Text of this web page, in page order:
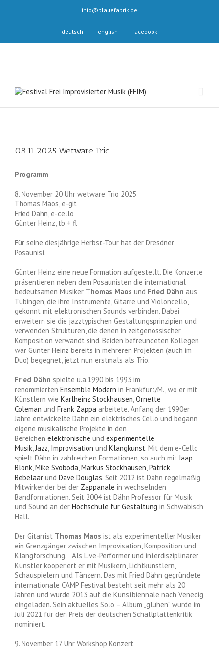
info@blauefabrik.de
deutsch english facebook
08.11.2025 Wetware Trio
Programm
8. November 20 Uhr wetware Trio 2025
Thomas Maos, e-git
Fried Dähn, e-cello
Günter Heinz, tb + fl
Für seine diesjährige Herbst-Tour hat der Dresdner
Posaunist
Günter Heinz eine neue Formation aufgestellt. Die Konzerte
präsentieren neben dem Posaunisten die international
bedeutsamen Musiker Thomas Maos und Fried Dähn aus
Tübingen, die ihre Instrumente, Gitarre und Violoncello,
gekonnt mit elektronischen Sounds verbinden. Dabei
erweitern sie die jazztypischen Gestaltungsprinzipien und
verwenden Strukturen, die denen in zeitgenössischer
Komposition verwandt sind. Beiden befreundeten Kollegen
war Günter Heinz bereits in mehreren Projekten (auch im
Duo) begegnet, jetzt nun erstmals als Trio.
Fried Dähn spielte u.a.1990 bis 1993 im
renommierten Ensemble Modern in Frankfurt/M., wo er mit
Künstlern wie Karlheinz Stockhausen,Ornette
Coleman und Frank Zappa arbeitete. Anfang der 1990er
Jahre entwickelte Dähn ein elektrisches Cello und begann
eigene musikalische Projekte in den
Bereichen elektronische und experimentelle
Musik,Jazz, Improvisation und Klangkunst. Mit dem e-Cello
spielt Dähn in zahlreichen Formationen, so auch mitJaap
Blonk,Mike Svoboda,Markus Stockhausen,Patrick
Bebelaar und Dave Douglas. Seit 2012 ist Dähn regelmäßig
Mitwirkender bei der Zappanale in wechselnden
Bandformationen. Seit 2004 ist Dähn Professor für Musik
und Sound an der Hochschule für Gestaltung in Schwäbisch
Hall.
Der Gitarrist Thomas Maos ist als experimenteller Musiker
ein Grenzgänger zwischen Improvisation, Komposition und
Klangforschung. Als Live-Performer und interdisziplinärer
Künstler kooperiert er mit Musikern, Lichtkünstlern,
Schauspielern und Tänzern. Das mit Fried Dähn gegründete
internationale CAMP Festival besteht seit mehr als 20
Jahren und wurde 2013 auf die Kunstbiennale nach Venedig
eingeladen. Sein aktuelles Solo – Album „glühen“ wurde im
Juli 2021 für den Preis der deutschen Schallplattenkritik
nominiert.
9. November 17 Uhr Workshop Konzert